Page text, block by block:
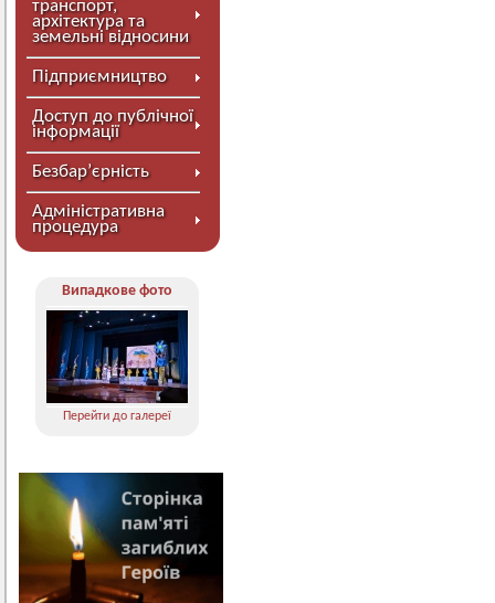
транспорт,
архітектура та
земельні відносини
Підприємництво
Доступ до публічної
інформації
Безбар’єрність
Адміністративна
процедура
Випадкове фото
Перейти до галереї